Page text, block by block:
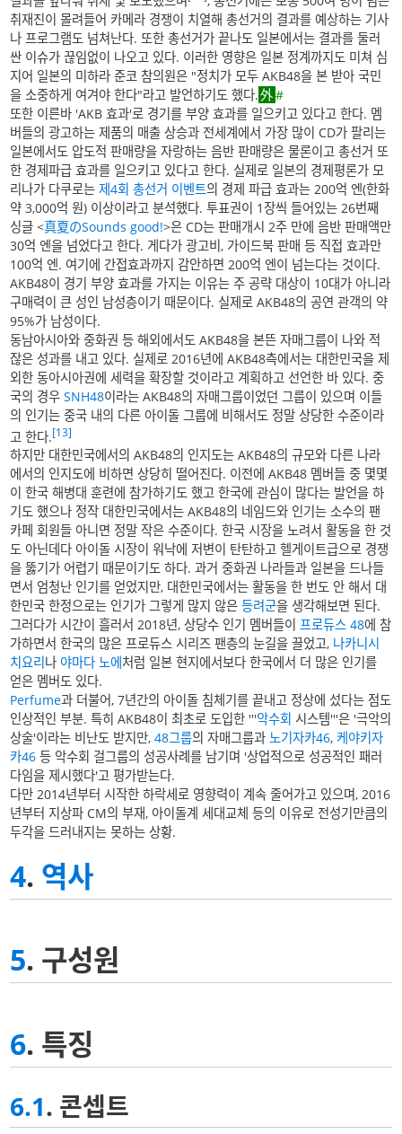
취재진이 몰려들어 카메라 경쟁이 치열해 총선거의 결과를 예상하는 기사
나 프로그램도 넘쳐난다. 또한 총선거가 끝나도 일본에서는 결과를 둘러
싼 이슈가 끊임없이 나오고 있다. 이러한 영향은 일본 정계까지도 미쳐 심
지어 일본의 미하라 준코 참의원은 "정치가 모두 AKB48을 본 받아 국민
을 소중하게 여겨야 한다"라고 발언하기도 했다.
#
또한 이른바 'AKB 효과'로 경기를 부양 효과를 일으키고 있다고 한다. 멤
버들의 광고하는 제품의 매출 상승과 전세계에서 가장 많이 CD가 팔리는
일본에서도 압도적 판매량을 자랑하는 음반 판매량은 물론이고 총선거 또
한 경제파급 효과를 일으키고 있다고 한다. 실제로 일본의 경제평론가 모
리나가 다쿠로는제4회 총선거 이벤트의 경제 파급 효과는 200억 엔(한화
약 3,000억 원) 이상이라고 분석했다. 투표권이 1장씩 들어있는 26번째
싱글 <真夏のSounds good!>은 CD는 판매개시 2주 만에 음반 판매액만
30억 엔을 넘었다고 한다. 게다가 광고비, 가이드북 판매 등 직접 효과만
100억 엔. 여기에 간접효과까지 감안하면 200억 엔이 넘는다는 것이다.
AKB48이 경기 부양 효과를 가지는 이유는 주 공략 대상이 10대가 아니라
구매력이 큰 성인 남성층이기 때문이다. 실제로 AKB48의 공연 관객의 약
95%가 남성이다.
동남아시아와 중화권 등 해외에서도 AKB48을 본뜬 자매그룹이 나와 적
잖은 성과를 내고 있다. 실제로 2016년에 AKB48측에서는 대한민국을 제
외한 동아시아권에 세력을 확장할 것이라고 계획하고 선언한 바 있다. 중
국의 경우SNH48이라는 AKB48의 자매그룹이었던 그룹이 있으며 이들
의 인기는 중국 내의 다른 아이돌 그룹에 비해서도 정말 상당한 수준이라
고 한다.[13]
하지만 대한민국에서의 AKB48의 인지도는 AKB48의 규모와 다른 나라
에서의 인지도에 비하면 상당히 떨어진다. 이전에 AKB48 멤버들 중 몇몇
이 한국 해병대 훈련에 참가하기도 했고 한국에 관심이 많다는 발언을 하
기도 했으나 정작 대한민국에서는 AKB48의 네임드와 인기는 소수의 팬
카페 회원들 아니면 정말 작은 수준이다. 한국 시장을 노려서 활동을 한 것
도 아닌데다 아이돌 시장이 워낙에 저변이 탄탄하고 헬게이트급으로 경쟁
을 뚫기가 어렵기 때문이기도 하다. 과거 중화권 나라들과 일본을 드나들
면서 엄청난 인기를 얻었지만, 대한민국에서는 활동을 한 번도 안 해서 대
한민국 한정으로는 인기가 그렇게 많지 않은등려군을 생각해보면 된다.
그러다가 시간이 흘러서 2018년, 상당수 인기 멤버들이프로듀스 48에 참
가하면서 한국의 많은 프로듀스 시리즈 팬층의 눈길을 끌었고, 나카니시
치요리 나 야마다 노에 처럼 일본 현지에서보다 한국에서 더 많은 인기를
얻은 멤버도 있다.
Perfume과 더불어, 7년간의 아이돌 침체기를 끝내고 정상에 섰다는 점도
인상적인 부분. 특히 AKB48이 최초로 도입한 '''악수회 시스템'''은 '극악의
상술'이라는 비난도 받지만,48그룹의 자매그룹과노기자카46,케야키자
카46 등 악수회 걸그룹의 성공사례를 남기며 '상업적으로 성공적인 패러
다임을 제시했다'고 평가받는다.
다만 2014년부터 시작한 하락세로 영향력이 계속 줄어가고 있으며, 2016
년부터 지상파 CM의 부재, 아이돌계 세대교체 등의 이유로 전성기만큼의
두각을 드러내지는 못하는 상황.
4. 역사
5. 구성원
6. 특징
6.1. 콘셉트